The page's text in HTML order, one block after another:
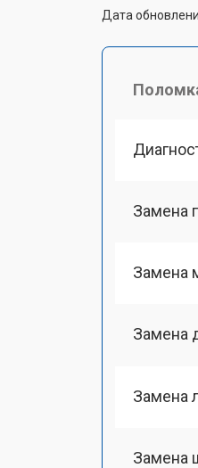
Дата
Замена
Замена
Замена
Замена
Замена